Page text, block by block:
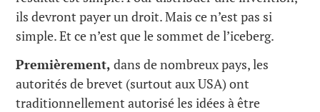
ils devront payer un droit. Mais ce n’est pas si
simple. Et ce n’est que le sommet de l’iceberg.
Premièrement, dans de nombreux pays, les
autorités de brevet (surtout aux USA) ont
traditionnellement autorisé les idées à être